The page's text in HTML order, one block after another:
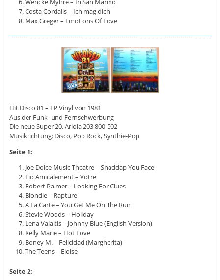
Costa Cordalis – Ich mag dich
Max Greger – Emotions Of Love
Hit Disco 81 – LP Vinyl von 1981
Aus der Funk- und Fernsehwerbung
Die neue Super 20. Ariola 203 800-502
Musikrichtung: Disco, Pop Rock, Synthie-Pop
Seite 1:
Joe Dolce Music Theatre – Shaddap You Face
Lio Amicalement – Votre
Robert Palmer – Looking For Clues
Blondie – Rapture
A La Carte – You Get Me On The Run
Stevie Woods – Holiday
Lena Valaitis – Johnny Blue (English Version)
Kelly Marie – Hot Love
Boney M. – Felicidad (Margherita)
The Teens – Eloise
Seite 2: